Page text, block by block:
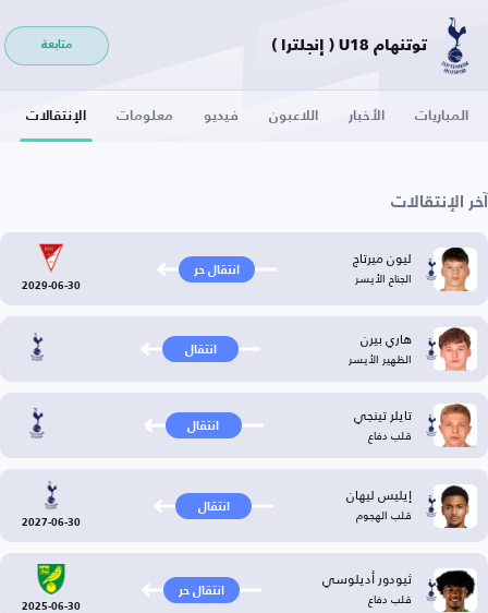
توتنهام U18 ( إنجلترا ) متابعة
المباريات الأخبار اللاعبون فيديو معلومات الإنتقالات
آخر الإنتقالات
ليون ميرتاج
الجناح الأيسر انتقال حر
2029-06-30
هاري بيرن
الظهير الأيسر انتقال
تايلر تينجي
قلب دفاع انتقال
إيليس ليهان
قلب الهجوم انتقال
2027-06-30
ثيودور أديلوسي
قلب دفاع انتقال حر
2025-06-30